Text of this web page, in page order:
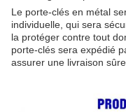
Le porte-clés en métal
individuelle, qui sera
la protéger contre tout
porte-clés sera expédié
assurer une livraison